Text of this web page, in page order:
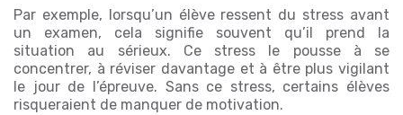
Par exemple, lorsqu’un élève ressent du stress avant
un examen, cela signifie souvent qu’il prend la
situation au sérieux. Ce stress le pousse à se
concentrer, à réviser davantage et à être plus vigilant
le jour de l’épreuve. Sans ce stress, certains élèves
risqueraient de manquer de motivation.